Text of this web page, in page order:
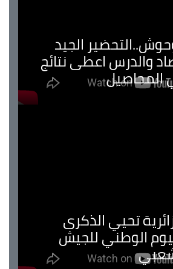
الجيد
والدرس اعطى نتائج
تحيي الذكرى
الوطني للجيش